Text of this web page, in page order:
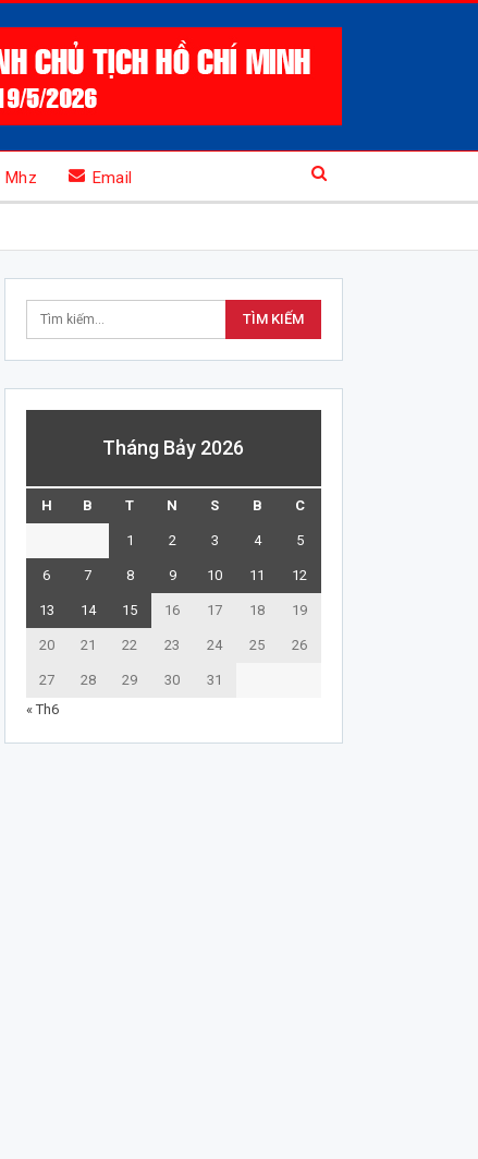
Mhz Email
Tháng Bảy 2026
H B T N S B C
1 2 3 4 5
6 7 8 9 10 11 12
13 14 15 16 17 18 19
20 21 22 23 24 25 26
27 28 29 30
31
« Th6